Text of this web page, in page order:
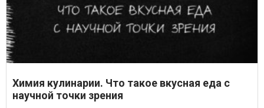
Химия кулинарии. Что такое вкусная еда с
научной точки зрения